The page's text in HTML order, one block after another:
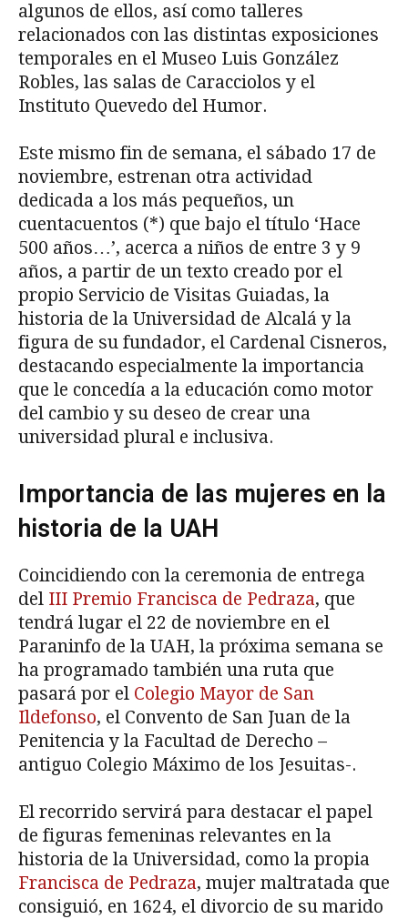
algunos de ellos, así como talleres
relacionados con las distintas exposiciones
temporales en el Museo Luis González
Robles, las salas de Caracciolos y el
Instituto Quevedo del Humor.
Este mismo fin de semana, el sábado 17 de
noviembre, estrenan otra actividad
dedicada a los más pequeños, un
cuentacuentos (*) que bajo el título ‘Hace
500 años…’, acerca a niños de entre 3 y 9
años, a partir de un texto creado por el
propio Servicio de Visitas Guiadas, la
historia de la Universidad de Alcalá y la
figura de su fundador, el Cardenal Cisneros,
destacando especialmente la importancia
que le concedía a la educación como motor
del cambio y su deseo de crear una
universidad plural e inclusiva.
Importancia de las mujeres en la
historia de la UAH
Coincidiendo con la ceremonia de entrega
del III Premio Francisca de Pedraza, que
tendrá lugar el 22 de noviembre en el
Paraninfo de la UAH, la próxima semana se
ha programado también una ruta que
pasará por el Colegio Mayor de San
Ildefonso, el Convento de San Juan de la
Penitencia y la Facultad de Derecho –
antiguo Colegio Máximo de los Jesuitas-.
El recorrido servirá para destacar el papel
de figuras femeninas relevantes en la
historia de la Universidad, como la propia
Francisca de Pedraza, mujer maltratada que
consiguió, en 1624, el divorcio de su marido